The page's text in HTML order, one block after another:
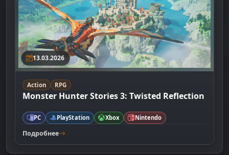
13.03.2026
Action RPG
Monster Hunter Stories 3: Twisted Reflection
PC PlayStation Xbox Nintendo
Подробнее